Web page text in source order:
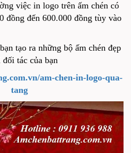
việc in logo trên ấm chén có
đồng đến 600.000 đồng tùy vào
tạo ra những bộ ấm chén đẹp
tác của bạn
am-chen-in-logo-qua-
tang